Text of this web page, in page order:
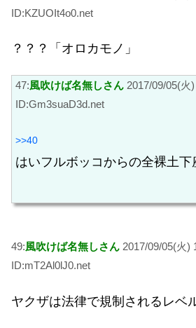
ID:KZUOIt4o0.net
？？？「オロカモノ」
47:風吹けば名無しさん 2017/09/05(火
ID:Gm3suaD3d.net
>>40
はいフルボッコからの全裸土下
49:風吹けば名無しさん 2017/09/05(火)
ID:mT2Al0lJ0.net
ヤクザは法律で規制されるレベ